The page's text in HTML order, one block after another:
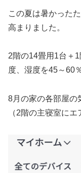
この夏は暑かった
高まりました。
2階の14畳用1台＋
度、湿度を45～60
8月の家の各部屋の
（2階の主寝室にエ